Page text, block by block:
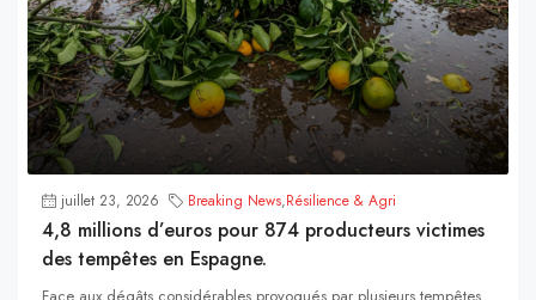
juillet 23, 2026 Breaking News,Résilience & Agri
4,8 millions d’euros pour 874 producteurs victimes
des tempêtes en Espagne.